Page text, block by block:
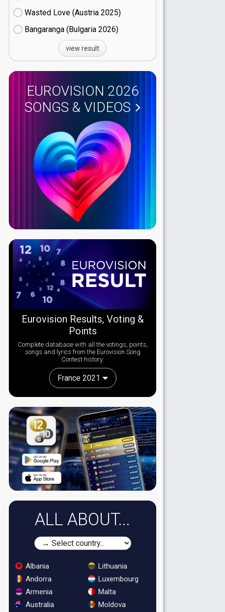
Wasted Love (Austria
25)
Bangaranga (Bulgaria
26)
view result
EUROVISION 2026
SONGS & VIDEOS
Eurovision Results, Voting &
Points
Complete database with all the votings, points,
songs and lyrics from the Eurovision Song
Contest history:
France 2021
ALL ABOUT...
Albania
Andorra
Armenia
Australia
Lithuania
Luxembourg
Malta
Moldova